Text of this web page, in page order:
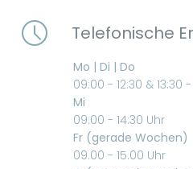
Telefonische
Mo | Di | Do
09:00 - 12:30 & 13:30
Mi
09:00 - 14:30 Uhr
Fr (gerade Wochen)
09.00 - 15.00 Uhr